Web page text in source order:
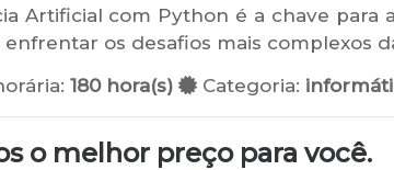
Artificial com Python é a chave
enfrentar os desafios mais complexos
180 hora(s) Categoria:
o melhor preço para você.